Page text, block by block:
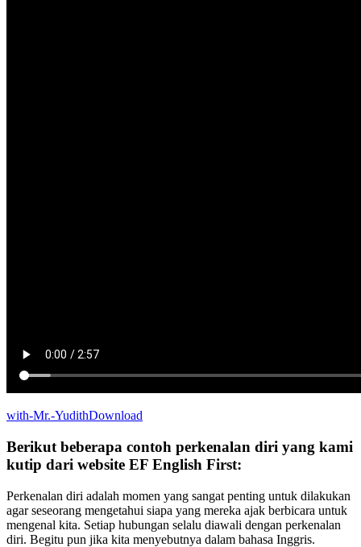
with-Mr.-YudithDownload
Berikut beberapa contoh perkenalan diri yang kami
kutip dari website EF English First:
Perkenalan diri adalah momen yang sangat penting untuk dilakukan
agar seseorang mengetahui siapa yang mereka ajak berbicara untuk
mengenal kita. Setiap hubungan selalu diawali dengan perkenalan
diri. Begitu pun jika kita menyebutnya dalam bahasa Inggris.